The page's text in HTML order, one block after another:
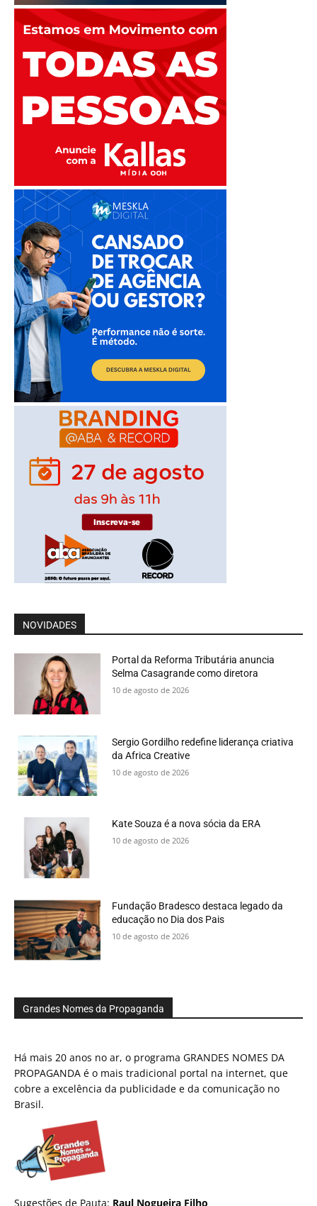
NOVIDADES
Portal da Reforma Tributária anuncia
Selma Casagrande como diretora
10 de agosto de 2026
Sergio Gordilho redefine liderança criativa
da Africa Creative
10 de agosto de 2026
Kate Souza é a nova sócia da ERA
10 de agosto de 2026
Fundação Bradesco destaca legado da
educação no Dia dos Pais
10 de agosto de 2026
Grandes Nomes da Propaganda
Há mais 20 anos no ar, o programa GRANDES NOMES DA
PROPAGANDA é o mais tradicional portal na internet, que
cobre a excelência da publicidade e da comunicação no
Brasil.
Sugestões de Pauta: Raul Nogueira Filho